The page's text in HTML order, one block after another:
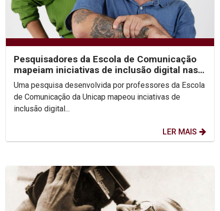
Pesquisadores da Escola de Comunicação
mapeiam iniciativas de inclusão digital nas
periferias do...
Uma pesquisa desenvolvida por professores da Escola
de Comunicação da Unicap mapeou inciativas de
inclusão digital...
LER MAIS